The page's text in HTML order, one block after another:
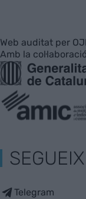
Web auditat per
Amb la
Telegram